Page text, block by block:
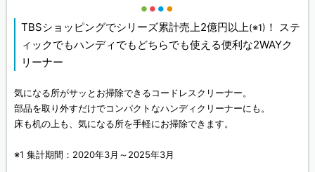
TBSショッピングでシリーズ累計売上2億円以上(※1) ！ ステ
ィックでもハンディでもどちらでも使える便利な2WAYク
リーナー
気になる所がサッとお掃除できるコードレスクリーナー。
部品を取り外すだけでコンパクトなハンディクリーナーにも。
床も机の上も、気になる所を手軽にお掃除できます。
※1 集計期間：2020年3月～2025年3月